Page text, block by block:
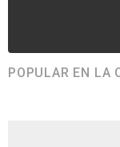
POPULAR EN LA